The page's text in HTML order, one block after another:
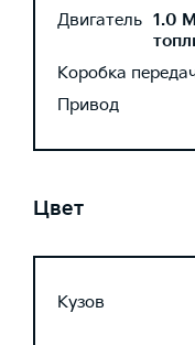
Двигатель 1.0
Коробка
Привод
Цвет
Кузов